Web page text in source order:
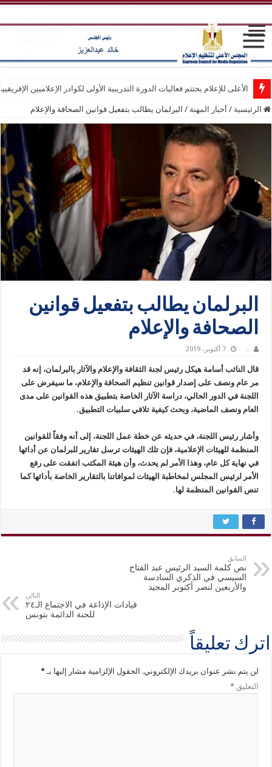
الأعلى للإعلام يختتم فعاليات الدورة التدريبية الأولى لكوادر الإعلاميين
الرئيسية / أخبار المهنة / البرلمان يطالب بتفعيل قوانين الصحافة والإعلام
البرلمان يطالب بتفعيل قوانين
الصحافة والإعلام
. 7 أكتوبر، 2019
قال النائب أسامة هيكل رئيس لجنة الثقافة والإعلام والآثار بالبرلمان، إنه قد
مر عام ونصف على إصدار قوانين تنظيم الصحافة والإعلام، ما سيفرض على
اللجنة في الدور الحالي، دراسة الآثار الخاصة بتطبيق هذه القوانين على مدى
العام ونصف الماضية، وبحث كيفية تلافي سلبيات التطبيق.
وأشار رئيس اللجنة، في حديثه عن خطة عمل اللجنة، إلى أنه وفقاً للقوانين
المنظمة للهيئات الإعلامية، فإن تلك الهيئات ترسل تقارير للبرلمان عن أدائها
في نهاية كل عام، وهذا الأمر لم يحدث، وأن هيئة المكتب اتفقت على رفع
الأمر لرئيس المجلس لمخاطبة الهيئات لموافاتنا بالتقارير الخاصة بأدائها كما
تنص القوانين المنظمة لها.
السابق
نص كلمة السيد الرئيس عبد الفتاح
السيسي في الذكري السادسة
والأربعين لنصر أكتوبر المجيد
التالي
قيادات الإذاعة في الاجتماع الـ٢٤
للجنة الدائمة بتونس
اترك تعليقاً
لن يتم نشر عنوان بريدك الإلكتروني. الحقول الإلزامية مشار إليها بـ*
التعليق*